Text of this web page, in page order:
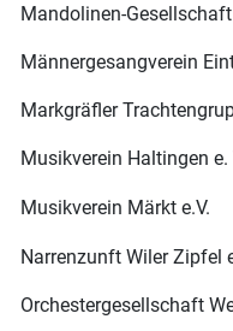
Mandolinen-
Männergesangverein
Markgräfler
Musikverein Haltingen e.
Musikverein Märkt e.V.
Narrenzunft Wiler Zipfel
Orchestergesellschaft